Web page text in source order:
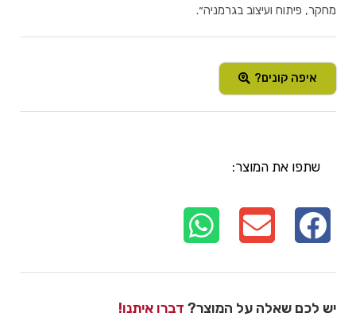
מחקר, פיתוח ועיצוב בגרמניה״.
איפה קונים?
שתפו את המוצר:
יש לכם שאלה על המוצר? דברו איתנו!